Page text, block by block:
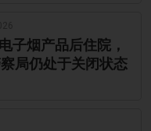
子烟产品后住院，
局仍处于关闭状态